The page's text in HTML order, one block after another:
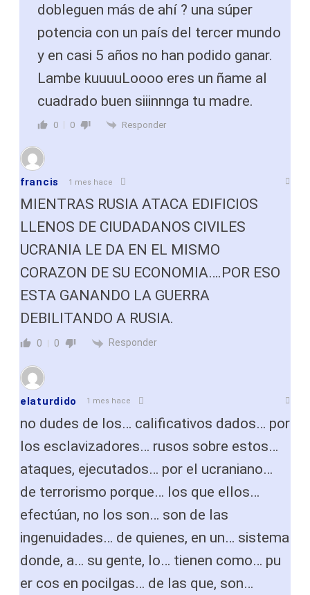
dobleguen más de ahí ? una súper
potencia con un país del tercer mundo
y en casi 5 años no han podido ganar.
Lambe kuuuuLoooo eres un ñame al
cuadrado buen siiinnnga tu madre.
0 0 Responder
francis 1 mes hace
MIENTRAS RUSIA ATACA EDIFICIOS
LLENOS DE CIUDADANOS CIVILES
UCRANIA LE DA EN EL MISMO
CORAZON DE SU ECONOMIA….POR ESO
ESTA GANANDO LA GUERRA
DEBILITANDO A RUSIA.
0 0 Responder
elaturdido 1 mes hace
no dudes de los… calificativos dados… por
los esclavizadores… rusos sobre estos…
ataques, ejecutados… por el ucraniano…
de terrorismo porque… los que ellos…
efectúan, no los son… son de las
ingenuidades… de quienes, en un… sistema
donde, a… su gente, lo… tienen como… pu
er cos en pocilgas… de las que, son…